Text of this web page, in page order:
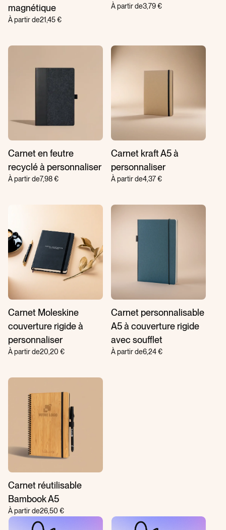
magnétique
À partir de21,45 €
À partir de3,79 €
Carnet en feutre
recyclé à personnaliser
À partir de7,98 €
Carnet kraft A5 à
personnaliser
À partir de4,37 €
Carnet Moleskine
couverture rigide à
personnaliser
À partir de20,20 €
Carnet personnalisable
A5 à couverture rigide
avec soufflet
À partir de6,24 €
Carnet réutilisable
Bambook A5
À partir de26,50 €